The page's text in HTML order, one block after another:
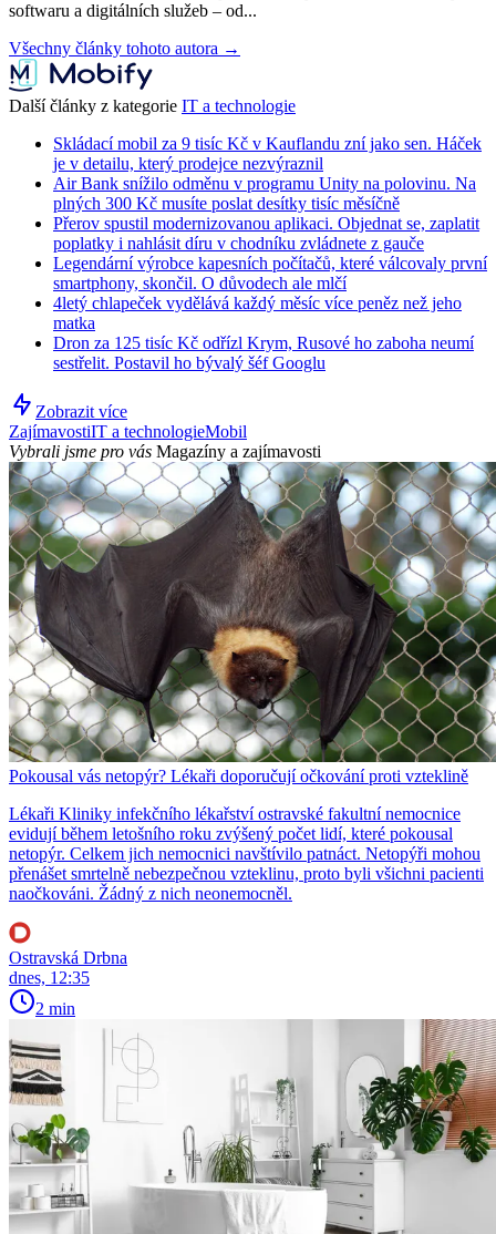
softwaru a digitálních služeb – od...
Všechny články tohoto autora →
Další články z kategorie IT a technologie
Skládací mobil za 9 tisíc Kč v Kauflandu zní jako sen. Háček
je v detailu, který prodejce nezvýraznil
Air Bank snížilo odměnu v programu Unity na polovinu. Na
plných 300 Kč musíte poslat desítky tisíc měsíčně
Přerov spustil modernizovanou aplikaci. Objednat se, zaplatit
poplatky i nahlásit díru v chodníku zvládnete z gauče
Legendární výrobce kapesních počítačů, které válcovaly první
smartphony, skončil. O důvodech ale mlčí
4letý chlapeček vydělává každý měsíc více peněz než jeho
matka
Dron za 125 tisíc Kč odřízl Krym, Rusové ho zaboha neumí
sestřelit. Postavil ho bývalý šéf Googlu
Zobrazit více
ZajímavostiIT a technologieMobil
Vybrali jsme pro vás Magazíny a zajímavosti
Pokousal vás netopýr? Lékaři doporučují očkování proti vzteklině
Lékaři Kliniky infekčního lékařství ostravské fakultní nemocnice
evidují během letošního roku zvýšený počet lidí, které pokousal
netopýr. Celkem jich nemocnici navštívilo patnáct. Netopýři mohou
přenášet smrtelně nebezpečnou vzteklinu, proto byli všichni pacienti
naočkováni. Žádný z nich neonemocněl.
Ostravská Drbna
dnes, 12:35
2 min